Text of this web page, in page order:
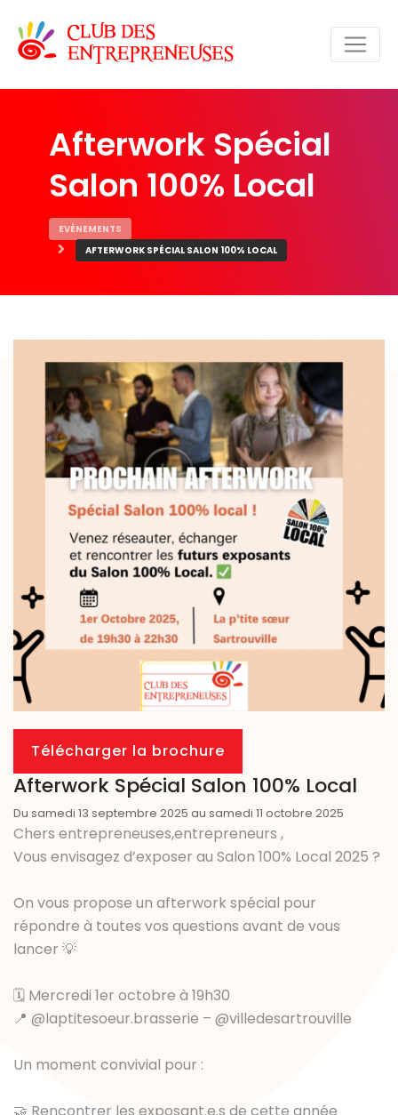
Afterwork Spécial
Salon 100% Local
EVÈNEMENTS
AFTERWORK SPÉCIAL SALON 100% LOCAL
Télécharger la brochure
Afterwork Spécial Salon 100% Local
Du samedi 13 septembre 2025 au samedi 11 octobre 2025
Chers entrepreneuses,entrepreneurs ,
Vous envisagez d’exposer au Salon 100% Local 2025 ?
On vous propose un afterwork spécial pour
répondre à toutes vos questions avant de vous
lancer 💡
🗓 Mercredi 1er octobre à 19h30
📍 @laptitesoeur.brasserie – @villedesartrouville
Un moment convivial pour :